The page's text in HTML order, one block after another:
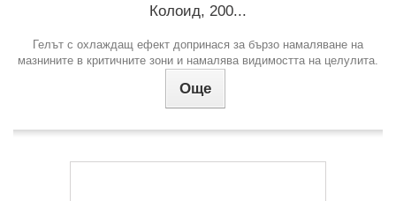
Колоид, 200...
Гелът с охлаждащ ефект допринася за бързо намаляване на
мазнините в критичните зони и намалява видимостта на целулита.
Още